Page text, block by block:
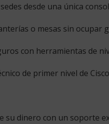
desde una única
o mesas sin ocupar
con herramientas de
de primer nivel de
su dinero con un soporte